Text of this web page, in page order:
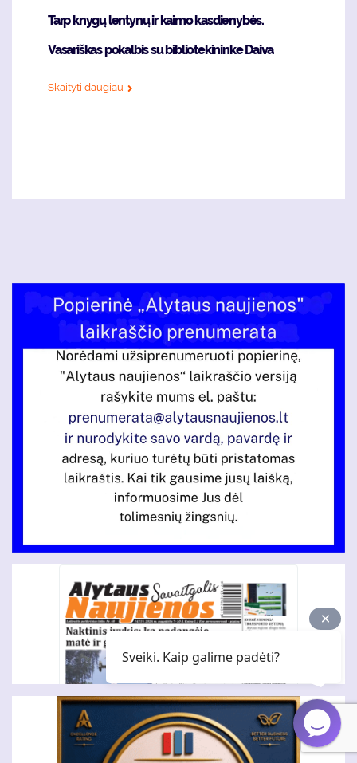
Tarp knygų lentynų ir kaimo kasdienybės.
Vasariškas pokalbis su bibliotekininke Daiva
Skaityti daugiau
Sveiki. Kaip galime padėti?